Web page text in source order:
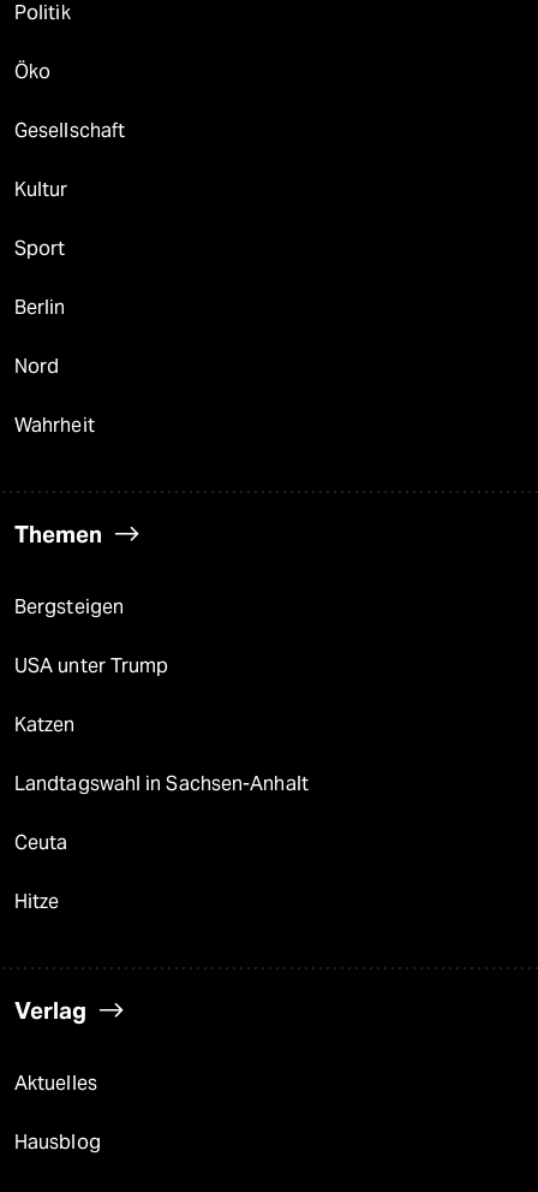
Politik
Öko
Gesellschaft
Kultur
Sport
Berlin
Nord
Wahrheit
Themen
Bergsteigen
USA unter Trump
Katzen
Landtagswahl in Sachsen-Anhalt
Ceuta
Hitze
Verlag
Aktuelles
Hausblog